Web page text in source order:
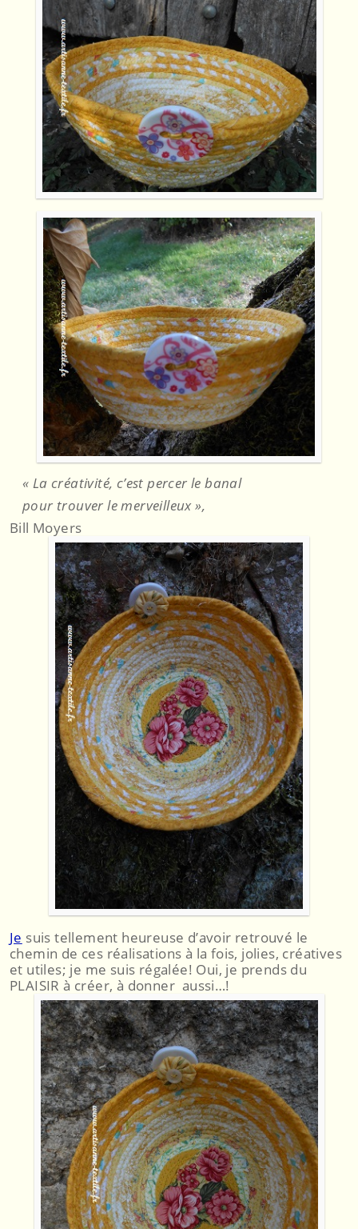
« La créativité, c’est percer le banal
pour trouver le merveilleux »,
Bill Moyers
Je suis tellement heureuse d’avoir retrouvé le
chemin de ces réalisations à la fois, jolies, créatives
et utiles; je me suis régalée! Oui, je prends du
PLAISIR à créer, à donner aussi…!